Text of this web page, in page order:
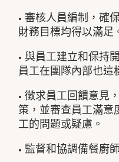
• 審核人員編制，確
財務目標均得以滿足
• 與員工建立和保持
員工在團隊內部也這
• 徵求員工回饋意見
策，並審查員工滿意
工的問題或疑慮。
• 監督和協調備餐廚